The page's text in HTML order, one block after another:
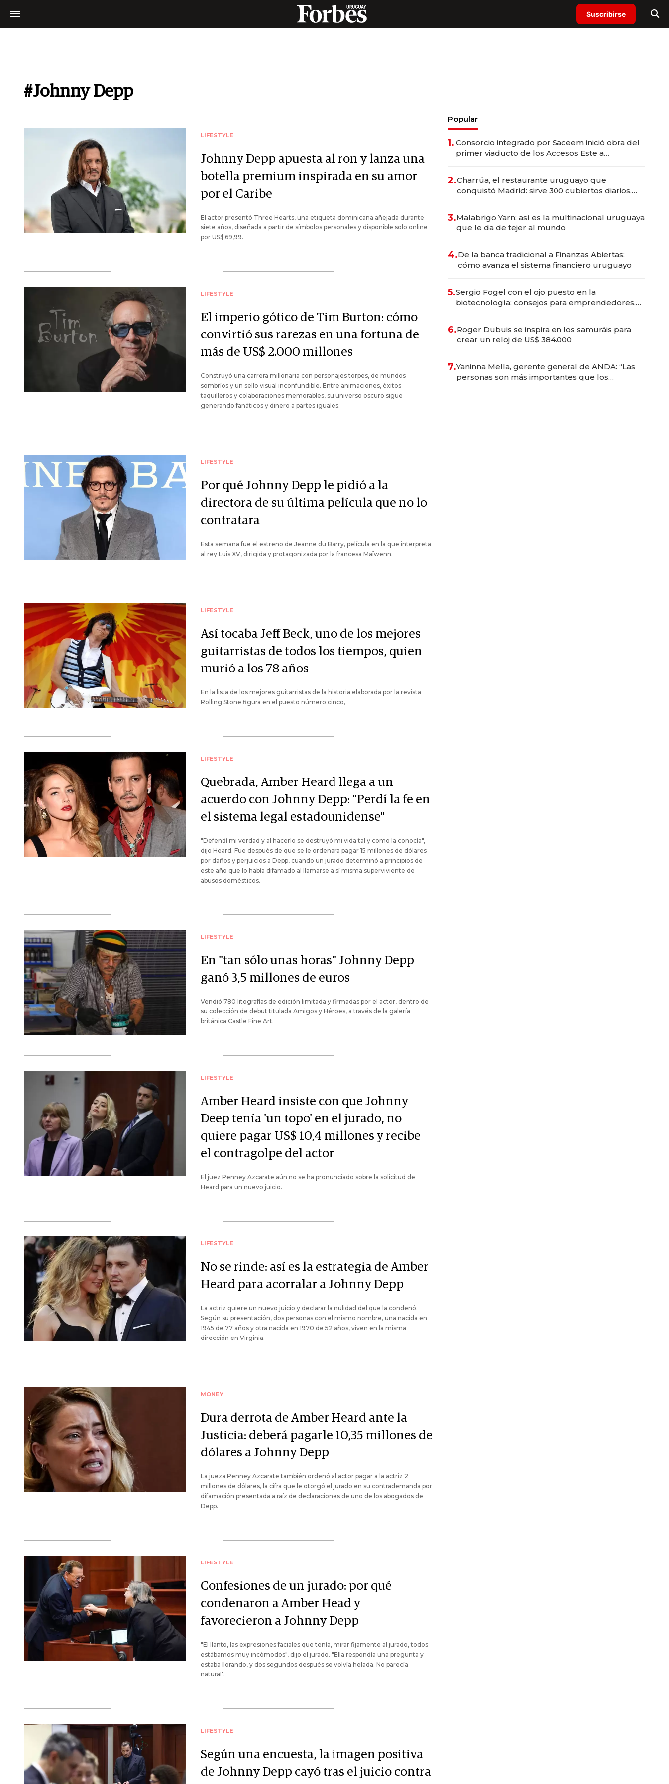
Suscribirse
#Johnny Depp
LIFESTYLE
Johnny Depp apuesta al ron y lanza una
botella premium inspirada en su amor
por el Caribe
El actor presentó Three Hearts, una etiqueta dominicana añejada durante
siete años, diseñada a partir de símbolos personales y disponible solo online
por US$ 69,99.
LIFESTYLE
El imperio gótico de Tim Burton: cómo
convirtió sus rarezas en una fortuna de
más de US$ 2.000 millones
Construyó una carrera millonaria con personajes torpes, de mundos
sombríos y un sello visual inconfundible. Entre animaciones, éxitos
taquilleros y colaboraciones memorables, su universo oscuro sigue
generando fanáticos y dinero a partes iguales.
LIFESTYLE
Por qué Johnny Depp le pidió a la
directora de su última película que no lo
contratara
Esta semana fue el estreno de Jeanne du Barry, película en la que interpreta
al rey Luis XV, dirigida y protagonizada por la francesa Maïwenn.
LIFESTYLE
Así tocaba Jeff Beck, uno de los mejores
guitarristas de todos los tiempos, quien
murió a los 78 años
En la lista de los mejores guitarristas de la historia elaborada por la revista
Rolling Stone figura en el puesto número cinco,
LIFESTYLE
Quebrada, Amber Heard llega a un
acuerdo con Johnny Depp: "Perdí la fe en
el sistema legal estadounidense"
"Defendí mi verdad y al hacerlo se destruyó mi vida tal y como la conocía",
dijo Heard. Fue después de que se le ordenara pagar 15 millones de dólares
por daños y perjuicios a Depp, cuando un jurado determinó a principios de
este año que lo había difamado al llamarse a sí misma superviviente de
abusos domésticos.
LIFESTYLE
En "tan sólo unas horas" Johnny Depp
ganó 3,5 millones de euros
Vendió 780 litografías de edición limitada y firmadas por el actor, dentro de
su colección de debut titulada Amigos y Héroes, a través de la galería
británica Castle Fine Art.
LIFESTYLE
Amber Heard insiste con que Johnny
Deep tenía 'un topo' en el jurado, no
quiere pagar US$ 10,4 millones y recibe
el contragolpe del actor
El juez Penney Azcarate aún no se ha pronunciado sobre la solicitud de
Heard para un nuevo juicio.
LIFESTYLE
No se rinde: así es la estrategia de Amber
Heard para acorralar a Johnny Depp
La actriz quiere un nuevo juicio y declarar la nulidad del que la condenó.
Según su presentación, dos personas con el mismo nombre, una nacida en
1945 de 77 años y otra nacida en 1970 de 52 años, viven en la misma
dirección en Virginia.
MONEY
Dura derrota de Amber Heard ante la
Justicia: deberá pagarle 10,35 millones de
dólares a Johnny Depp
La jueza Penney Azcarate también ordenó al actor pagar a la actriz 2
millones de dólares, la cifra que le otorgó el jurado en su contrademanda por
difamación presentada a raíz de declaraciones de uno de los abogados de
Depp.
LIFESTYLE
Confesiones de un jurado: por qué
condenaron a Amber Head y
favorecieron a Johnny Depp
"El llanto, las expresiones faciales que tenía, mirar fijamente al jurado, todos
estábamos muy incómodos", dijo el jurado. "Ella respondía una pregunta y
estaba llorando, y dos segundos después se volvía helada. No parecía
natural".
LIFESTYLE
Según una encuesta, la imagen positiva
de Johnny Depp cayó tras el juicio contra
Popular
1. Consorcio integrado por Saceem inició obra del
primer viaducto de los Accesos Este a
2.Charrúa, el restaurante uruguayo que
conquistó Madrid: sirve 300 cubiertos diarios,
3.Malabrigo Yarn: así es la multinacional uruguaya
que le da de tejer al mundo
4.De la banca tradicional a Finanzas Abiertas:
cómo avanza el sistema financiero uruguayo
5.Sergio Fogel con el ojo puesto en la
biotecnología: consejos para emprendedores,
6.Roger Dubuis se inspira en los samuráis para
crear un reloj de US$ 384.000
7.Yaninna Mella, gerente general de ANDA: “Las
personas son más importantes que los